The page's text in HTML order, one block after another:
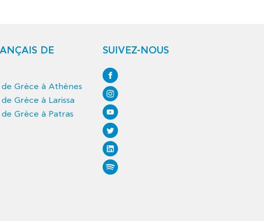
DE
de Grèce à Athènes
Grèce à Larissa
Grèce à Patras
SUIVEZ-NOUS